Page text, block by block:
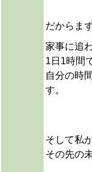
だから ま
家事に追
1日1時間
自分の時
す。
そして私
その先の未